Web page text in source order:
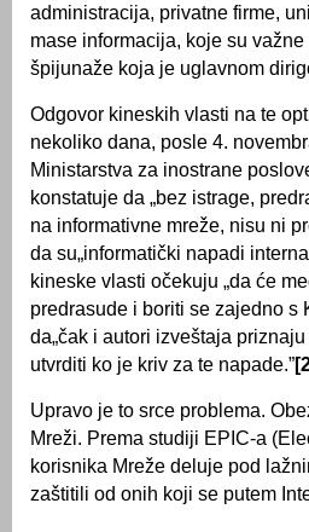
administracija, privatne firme,
mase informacija, koje su
špijunaže koja je uglavnom
Odgovor kineskih vlasti na te
nekoliko dana, posle 4.
Ministarstva za inostrane
konstatuje da „bez istrage,
na informativne mreže, nisu ni
da su„informatički napadi
kineske vlasti očekuju „da će
predrasude i boriti se zajedno s
da„čak i autori izveštaja
utvrditi ko je kriv za te napade.”
Upravo je to srce problema.
Mreži. Prema studiji EPIC-a
korisnika Mreže deluje pod
zaštitili od onih koji se putem